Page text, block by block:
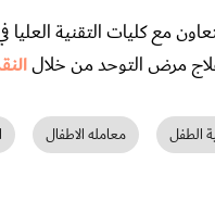
مع كليات التقنية العليا
مرض التوحد من خلال
الطفل معامله الاطفال